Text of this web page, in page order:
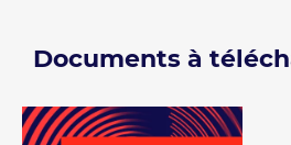
Documents à